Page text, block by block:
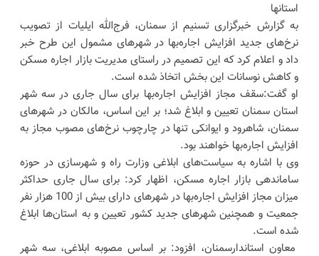
استانها
به گزارش خبرگزاری تسنیم از سمنان، فرج‌الله ایلیات از تصویب
نرخ‌های جدید افزایش اجاره‌بها در شهرهای مشمول این طرح خبر
داد و اعلام کرد که این تصمیم در راستای مدیریت بازار اجاره مسکن
و کاهش نوسانات این بخش اتخاذ شده است.
او گفت:سقف مجاز افزایش اجاره‌بها برای سال جاری در سه شهر
استان سمنان تعیین و ابلاغ شد؛ بر این اساس، مالکان در شهرهای
سمنان، شاهرود و ایوانکی تنها در چارچوب نرخ‌های مصوب مجاز به
افزایش اجاره‌بها خواهند بود.
وی با اشاره به سیاست‌های ابلاغی وزارت راه و شهرسازی در حوزه
ساماندهی بازار اجاره مسکن، اظهار کرد: برای سال جاری حداکثر
میزان مجاز افزایش اجاره‌بها در شهرهای دارای بیش از 100 هزار نفر
جمعیت و همچنین شهرهای جدید کشور تعیین و به استان‌ها ابلاغ
شده است.
معاون استاندارسمنان، افزود: بر اساس مصوبه ابلاغی، سه شهر